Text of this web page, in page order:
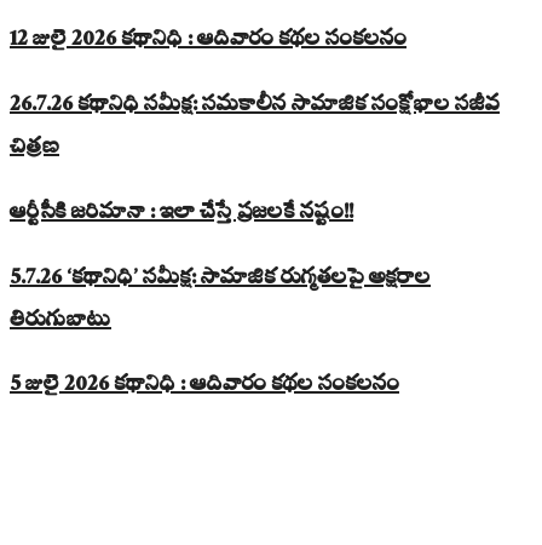
12 జులై 2026 కథానిధి : ఆదివారం కథల సంకలనం
26.7.26 కథానిధి సమీక్ష: సమకాలీన సామాజిక సంక్షోభాల సజీవ
చిత్రణ
ఆర్టీసీకి జరిమానా : ఇలా చేస్తే ప్రజలకే నష్టం!!
5.7.26 ‘కథానిధి’ సమీక్ష: సామాజిక రుగ్మతలపై అక్షరాల
తిరుగుబాటు
5 జులై 2026 కథానిధి : ఆదివారం కథల సంకలనం